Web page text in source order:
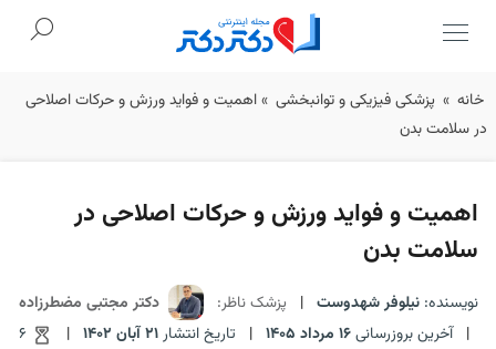
Skip
to
خانه » پزشکی فیزیکی و توانبخشی »اهمیت و فواید ورزش و حرکات اصلاحی
در سلامت بدن
اهمیت و فواید ورزش و حرکات اصلاحی در
سلامت بدن
نویسنده: نیلوفر شهدوست | پزشک ناظر:
دکتر مجتبی مضطرزاده
| آخرین بروزرسانی16 مرداد 1405 | تاریخ انتشار21 آبان 1402 |
6